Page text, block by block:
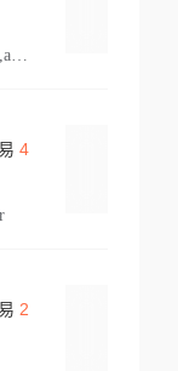
vehicle,pl 2,arts,home decor,cod,amusement ride,sea
4
2